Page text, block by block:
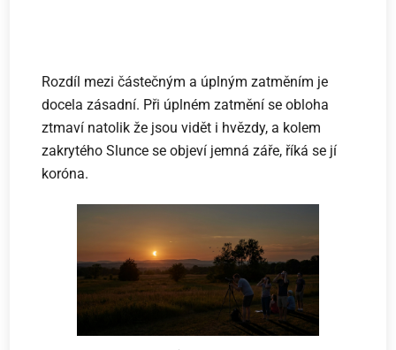
Rozdíl mezi částečným a úplným zatměním je
docela zásadní. Při úplném zatmění se obloha
ztmaví natolik že jsou vidět i hvězdy, a kolem
zakrytého Slunce se objeví jemná záře, říká se jí
koróna.